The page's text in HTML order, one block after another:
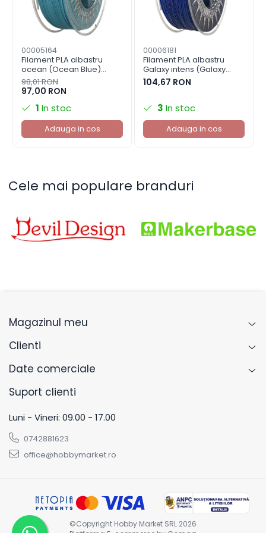
de imprimare. Greutatea totală a pachetului este de
1,4 kg.
00005164
Filament PLA albastru
ocean (Ocean Blue)
1.75mm, 1kg, Devil Design,
imprimanta 3D
98,01 RON
97,00 RON
1 In stoc
Adauga in cos
00006181
Filament PLA albastru
Galaxy intens (Galaxy
Super Blue) 1.75mm, 1kg,
Devil Design, imprimanta
104,67 RON
3 In stoc
Adauga in cos
Cele mai populare branduri
Magazinul meu
Clienti
Date comerciale
Suport clienti
Luni - Vineri: 09.00 - 17.00
0742881623
office@hobbymarket.ro
©Copyright Hobby Market SRL 2026